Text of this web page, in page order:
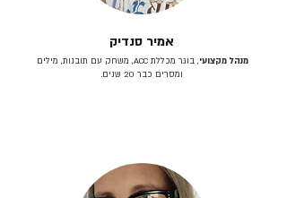
אמיר סנדיק
מנהל מקצועי
, בוגר מכללת ACC, משחק עם תובנות, מילים
ומסרים כבר 20 שנים.